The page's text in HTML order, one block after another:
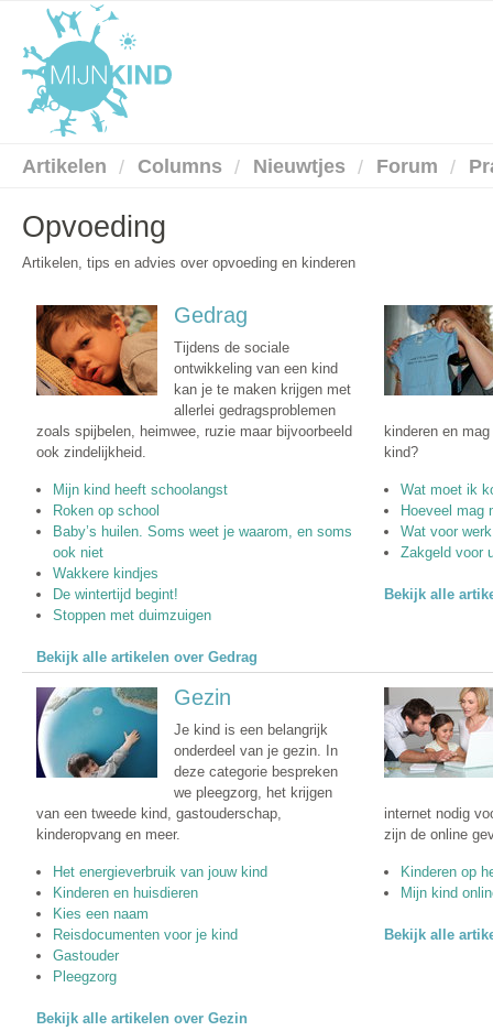
Artikelen Columns Nieuwtjes Forum
Opvoeding
Artikelen, tips en advies over opvoeding en kinderen
Gedrag
Tijdens de sociale
ontwikkeling van een kind
kan je te maken krijgen met
allerlei gedragsproblemen
zoals spijbelen, heimwee, ruzie maar bijvoorbeeld
ook zindelijkheid.
Mijn kind heeft schoolangst
Roken op school
Baby’s huilen. Soms weet je waarom, en soms
ook niet
Wakkere kindjes
De wintertijd begint!
Stoppen met duimzuigen
Bekijk alle artikelen over Gedrag
kinderen en
kind?
Wat moet ik
Hoeveel mag
Wat voor
Zakgeld voor
Bekijk alle
Gezin
Je kind is een belangrijk
onderdeel van je gezin. In
deze categorie bespreken
we pleegzorg, het krijgen
van een tweede kind, gastouderschap,
kinderopvang en meer.
Het energieverbruik van jouw kind
Kinderen en huisdieren
Kies een naam
Reisdocumenten voor je kind
Gastouder
Pleegzorg
Bekijk alle artikelen over Gezin
internet nodig
zijn de online
Kinderen op
Mijn kind
Bekijk alle